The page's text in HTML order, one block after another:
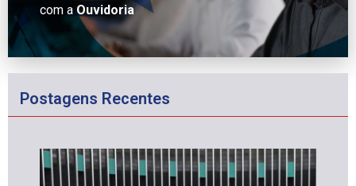
com aOuvidoria
Postagens Recentes